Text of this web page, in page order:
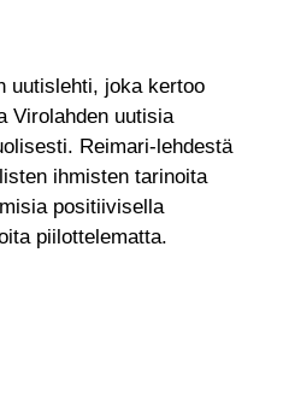
uutislehti, joka kertoo
Virolahden uutisia
Reimari-lehdestä
ihmisten tarinoita
positiivisella
piilottelematta.